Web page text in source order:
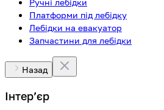
Ручні лебідки
Платформи під лебідку
Лебідки на евакуатор
Запчастини для лебідки
Назад
Інтерʼєр